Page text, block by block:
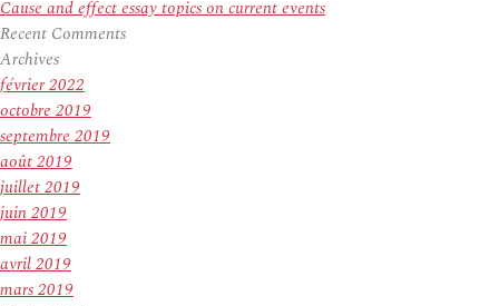
Cause and effect essay topics on current events
Recent Comments
Archives
février 2022
octobre 2019
septembre 2019
août 2019
juillet 2019
juin 2019
mai 2019
avril 2019
mars 2019